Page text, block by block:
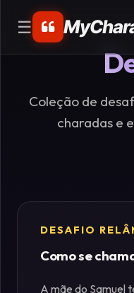
☰
Matemáticos
Charadas
Coleção de
charadas e
DESAFIO
Como se
A mãe do Samuel